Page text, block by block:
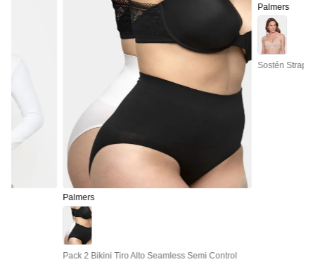
Palmers
Pack 2 Bikini Tiro Alto Seamless Semi Control
Palmers
Sostén